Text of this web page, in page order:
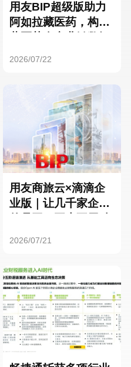
用友BIP超级版助力
阿如拉藏医药，构建
2026/07/22
用友商旅云×滴滴企
业版｜让几千家企业
2026/07/21